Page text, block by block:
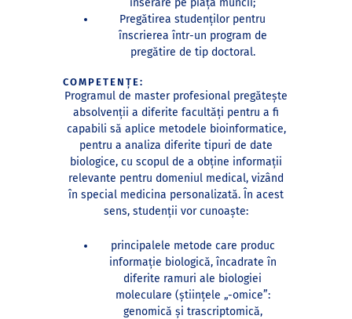
inserare pe piața muncii;
Pregătirea studenților pentru
înscrierea într-un program de
pregătire de tip doctoral.
COMPETENȚE:
Programul de master profesional pregătește
absolvenții a diferite facultăți pentru a fi
capabili să aplice metodele bioinformatice,
pentru a analiza diferite tipuri de date
biologice, cu scopul de a obține informații
relevante pentru domeniul medical, vizând
în special medicina personalizată. În acest
sens, studenții vor cunoaște:
principalele metode care produc
informație biologică, încadrate în
diferite ramuri ale biologiei
moleculare (ştiinţele „-omice”:
genomică şi trascriptomică,